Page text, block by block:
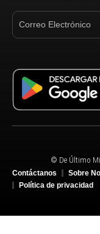
© De Último
Contáctanos
Sobre
Política de privacidad